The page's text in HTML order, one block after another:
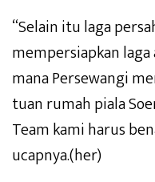
“Selain itu laga
mempersiapkan
mana Persewangi
tuan rumah piala
Team kami harus
ucapnya.(her)